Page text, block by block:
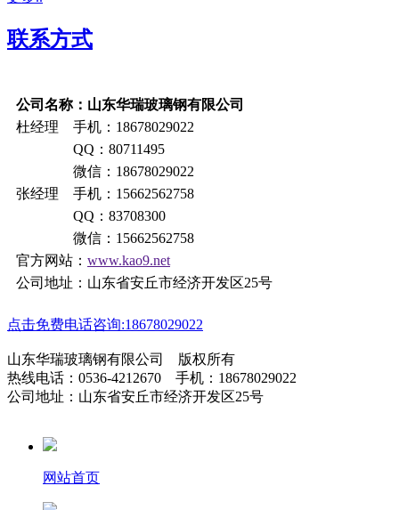
联系方式
公司名称：山东华瑞玻璃钢有限公司
杜经理 手机：18678029022
QQ：80711495
微信：18678029022
张经理 手机：15662562758
QQ：83708300
微信：15662562758
官方网站： www.kao9.net
公司地址：山东省安丘市经济开发区25号
点击免费电话咨询:18678029022
山东华瑞玻璃钢有限公司 版权所有
热线电话：0536-4212670 手机：18678029022
公司地址：山东省安丘市经济开发区25号
网站首页